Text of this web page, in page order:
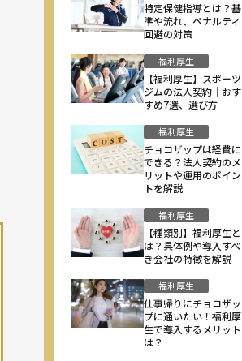
特定保健指導とは？基
準や流れ、ペナルティ
回避の対策
福利厚生
【福利厚生】スポーツ
ジムの法人契約｜おす
すめ7選、選び方
福利厚生
チョコザップは経費に
できる？法人契約のメ
リットや運用のポイン
トを解説
福利厚生
【種類別】福利厚生と
は？具体例や導入すべ
き会社の特徴を解説
福利厚生
仕事帰りにチョコザッ
プに通いたい！福利厚
生で導入するメリット
は？